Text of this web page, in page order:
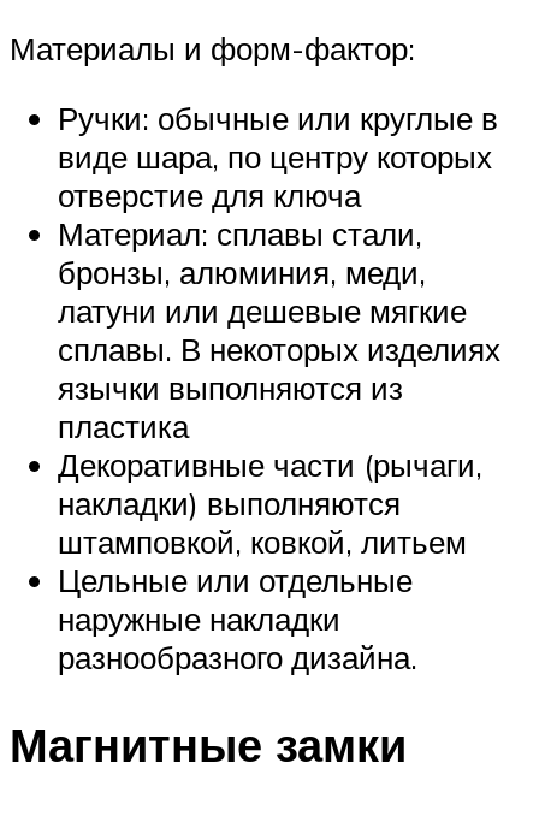
Материалы и форм-фактор:
Ручки: обычные или круглые в
виде шара, по центру которых
отверстие для ключа
Материал: сплавы стали,
бронзы, алюминия, меди,
латуни или дешевые мягкие
сплавы. В некоторых изделиях
язычки выполняются из
пластика
Декоративные части (рычаги,
накладки) выполняются
штамповкой, ковкой, литьем
Цельные или отдельные
наружные накладки
разнообразного дизайна.
Магнитные замки